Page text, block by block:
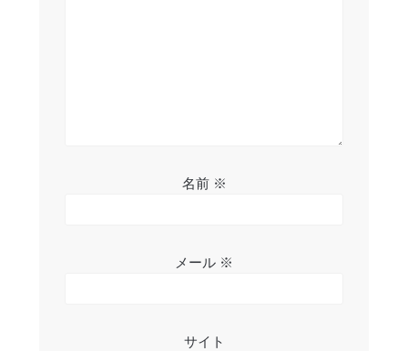
名前 ※
メール ※
サイト